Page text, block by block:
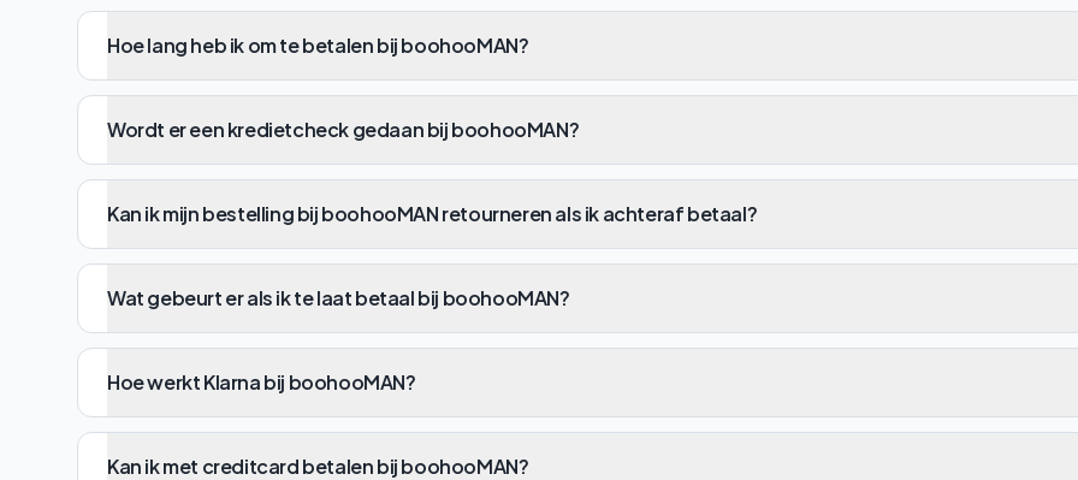
Hoe lang heb ik om te betalen bij boohooMAN?
Wordt er een kredietcheck gedaan bij boohooMAN?
Kan ik mijn bestelling bij boohooMAN retourneren als ik achteraf betaal?
Wat gebeurt er als ik te laat betaal bij boohooMAN?
Hoe werkt Klarna bij boohooMAN?
Kan ik met creditcard betalen bij boohooMAN?